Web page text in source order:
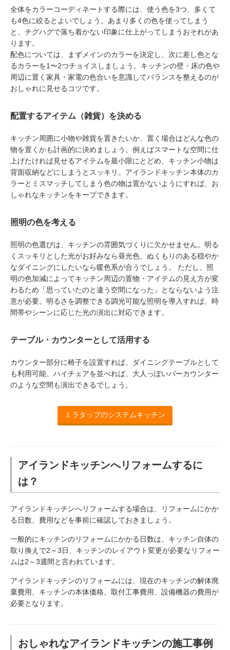
全体をカラーコーディネートする際には、使う色を3つ、多くて
も4色に絞るとよいでしょう。あまり多くの色を使ってしまう
と、チグハグで落ち着かない印象に仕上がってしまうおそれがあ
ります。
配色については、まずメインのカラーを決定し、次に差し色とな
るカラーを1〜2つチョイスしましょう。キッチンの壁・床の色や
周辺に置く家具・家電の色合いを意識してバランスを整えるのが
おしゃれに見せるコツです。
配置するアイテム（雑貨）を決める
キッチン周囲に小物や雑貨を置きたいか、置く場合はどんな色の
物を置くかも計画的に決めましょう。例えばスマートな空間に仕
上げたければ見せるアイテムを最小限にとどめ、キッチン小物は
背面収納などにしまうとスッキリ。アイランドキッチン本体のカ
ラーとミスマッチしてしまう色の物は置かないようにすれば、お
しゃれなキッチンをキープできます。
照明の色を考える
照明の色選びは、キッチンの雰囲気づくりに欠かせません。明る
くスッキリとした光がお好みなら昼光色、ぬくもりのある穏やか
なダイニングにしたいなら暖色系が合うでしょう。 ただし、照
明の色加減によってキッチン周辺の置物・アイテムの見え方が変
わるため「思っていたのと違う空間になった」とならないよう注
意が必要。明るさを調整できる調光可能な照明を導入すれば、時
間帯やシーンに応じた光の演出に対応できます。
テーブル・カウンターとして活用する
カウンター部分に椅子を設置すれば、ダイニングテーブルとして
も利用可能。ハイチェアを並べれば、大人っぽいバーカウンター
のような空間も演出できるでしょう。
ミラタップのシステムキッチン
アイランドキッチンへリフォームするに
は？
アイランドキッチンへリフォームする場合は、リフォームにかか
る日数、費用などを事前に確認しておきましょう。
一般的にキッチンのリフォームにかかる日数は、キッチン自体の
取り換えで2～3日、キッチンのレイアウト変更が必要なリフォー
ムは2～3週間と言われています。
アイランドキッチンのリフォームには、現在のキッチンの解体廃
棄費用、キッチンの本体価格、取付工事費用、設備機器の費用が
必要となります。
おしゃれなアイランドキッチンの施工事例